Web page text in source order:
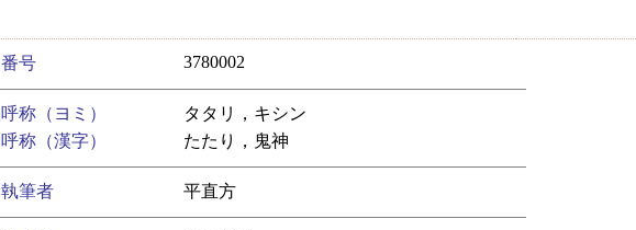
番号 3780002
呼称（ヨミ）
タタリ，キシン
呼称（漢字） たたり，鬼神
執筆者 平直方